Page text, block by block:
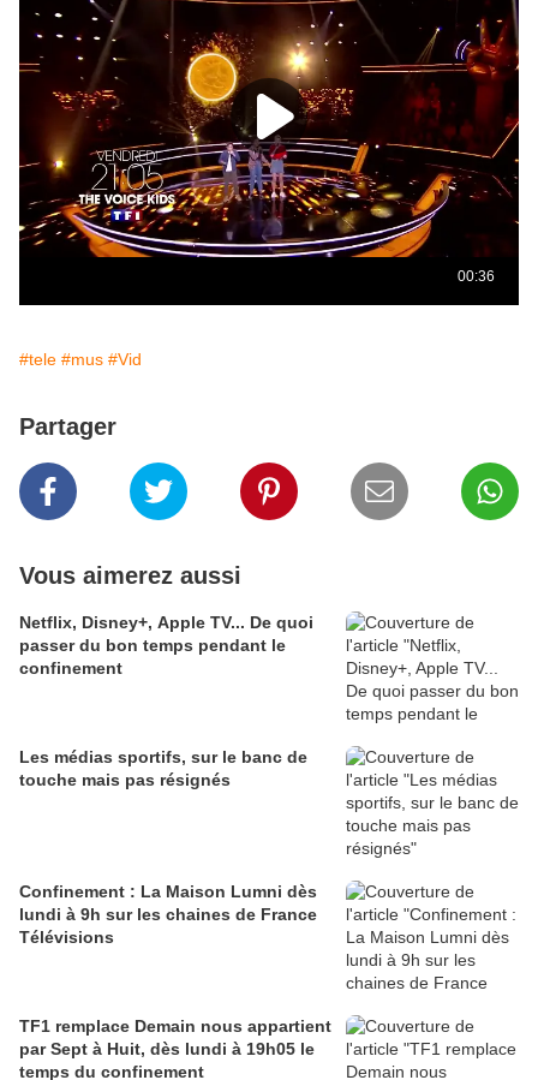
#tele #mus #Vid
Partager
Vous aimerez aussi
Netflix, Disney+, Apple TV... De quoi
passer du bon temps pendant le
confinement
Les médias sportifs, sur le banc de
touche mais pas résignés
Confinement : La Maison Lumni dès
lundi à 9h sur les chaines de France
Télévisions
TF1 remplace Demain nous appartient
par Sept à Huit, dès lundi à 19h05 le
temps du confinement